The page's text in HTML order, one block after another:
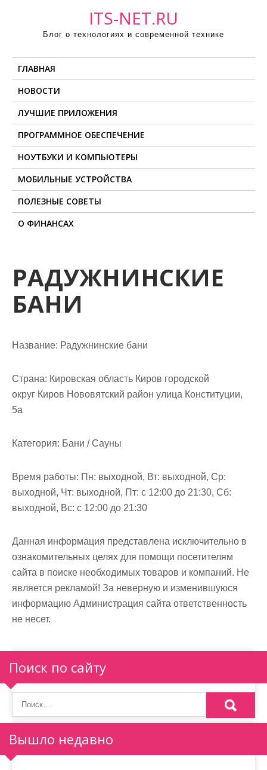
ITS-NET.RU
Блог о технологиях и современной технике
ГЛАВНАЯ
НОВОСТИ
ЛУЧШИЕ ПРИЛОЖЕНИЯ
ПРОГРАММНОЕ ОБЕСПЕЧЕНИЕ
НОУТБУКИ И КОМПЬЮТЕРЫ
МОБИЛЬНЫЕ УСТРОЙСТВА
ПОЛЕЗНЫЕ СОВЕТЫ
О ФИНАНСАХ
РАДУЖНИНСКИЕ
БАНИ
Название: Радужнинские бани
Страна: Кировская область Киров городской
округ Киров Нововятский район улица Конституции,
5а
Категория: Бани / Сауны
Время работы: Пн: выходной, Вт: выходной, Ср:
выходной, Чт: выходной, Пт: с 12:00 до 21:30, Сб:
выходной, Вс: с 12:00 до 21:30
Данная информация представлена исключительно в
ознакомительных целях для помощи посетителям
сайта в поиске необходимых товаров и компаний. Не
является рекламой! За неверную и изменившуюся
информацию Администрация сайта ответственность
не несет.
Поиск по сайту
Вышло недавно